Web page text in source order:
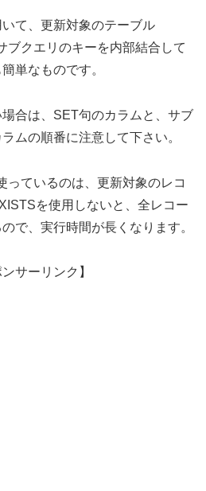
て、更新対象のテーブル
ブクエリのキーを内部結合して
単なものです。
合は、SET句のカラムと、サブ
ムの順番に注意して下さい。
っているのは、更新対象のレコ
を使用しないと、全レコー
で、実行時間が長くなります。
ンサーリンク】